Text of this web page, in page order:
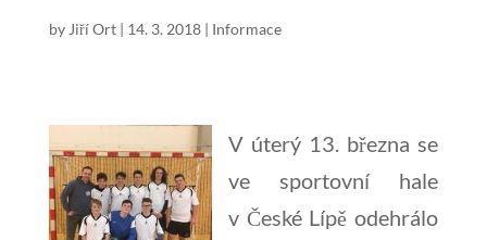
by Jiří Ort| 14. 3. 2018| Informace
V úterý 13. března se
ve sportovní hale
v České Lípě odehrálo